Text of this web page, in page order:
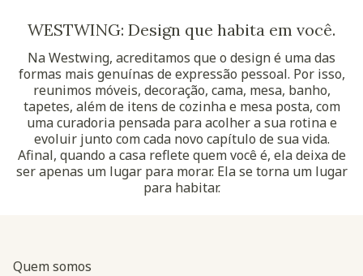
WESTWING: Design que habita em você.
Na Westwing, acreditamos que o design é uma das
formas mais genuínas de expressão pessoal. Por isso,
reunimos móveis, decoração, cama, mesa, banho,
tapetes, além de itens de cozinha e mesa posta, com
uma curadoria pensada para acolher a sua rotina e
evoluir junto com cada novo capítulo de sua vida.
Afinal, quando a casa reflete quem você é, ela deixa de
ser apenas um lugar para morar. Ela se torna um lugar
para habitar.
Quem somos